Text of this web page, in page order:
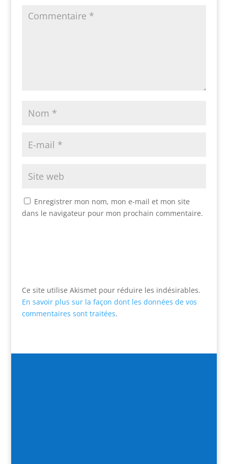
Enregistrer mon nom, mon e-mail et mon site
dans le navigateur pour mon prochain commentaire.
Ce site utilise Akismet pour réduire les indésirables.
En savoir plus sur la façon dont les données de vos
commentaires sont traitées.